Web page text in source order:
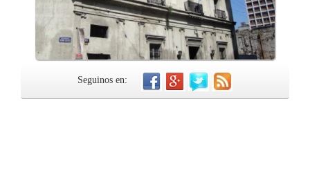
Seguinos en: